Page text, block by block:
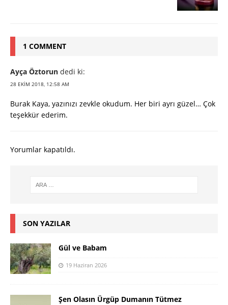
1 COMMENT
Ayça Öztorun dedi ki:
28 EKIM 2018, 12:58 AM
Burak Kaya, yazınızı zevkle okudum. Her biri ayrı güzel… Çok
teşekkür ederim.
Yorumlar kapatıldı.
SON YAZILAR
Gül ve Babam
19 Haziran 2026
Şen Olasın Ürgüp Dumanın Tütmez